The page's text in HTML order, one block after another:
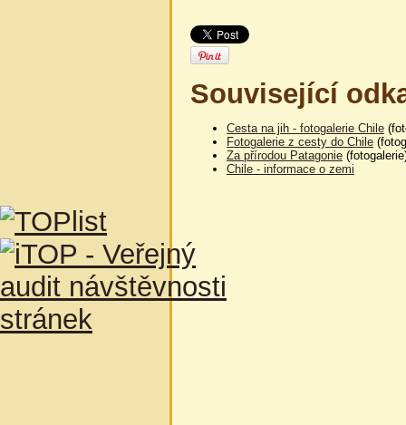
Související
Cesta na jih - fotogalerie Chile
Fotogalerie z cesty do Chile
Za přírodou Patagonie
Chile - informace o zemi